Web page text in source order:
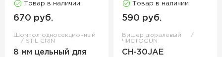
Товар в наличии
670 руб.
Шомпол односекционный
STIL CRIN
8 мм цельный для
Товар в наличии
590 руб.
Вишер дюралевый
ЧИСТОGUN
CH-30JAE